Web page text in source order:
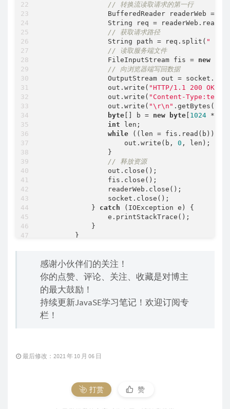
// 转换流读取请求的第一行
                BufferedReader readerWeb =
String req =
// 获取请求路径
                String path = req.split(
" "
// 读取服务端文件
                FileInputStream fis =
new
// 向浏览器端写回数据
OutputStream out =
                out.write(
"HTTP/1.1 200
                out.write(
                out.write(
"\r\n" .getBytes());
byte [] b = new byte 1024 *
int len;
while ((len = fis.read(b)) !=
                    out.write(b,
0 , len);
                }
// 释放资源
                out.close();
                fis.close();
                readerWeb.close();
                socket.close();
            }
catch (IOException e) {
                e.printStackTrace();
            }
        }
感谢小伙伴们的关注！
你的点赞、评论、关注、收藏是对博主
的最大鼓励！
持续更新JavaSE学习笔记！欢迎订阅专
栏！
最后修改：2021 年 10 月 06 日
打赏 赞